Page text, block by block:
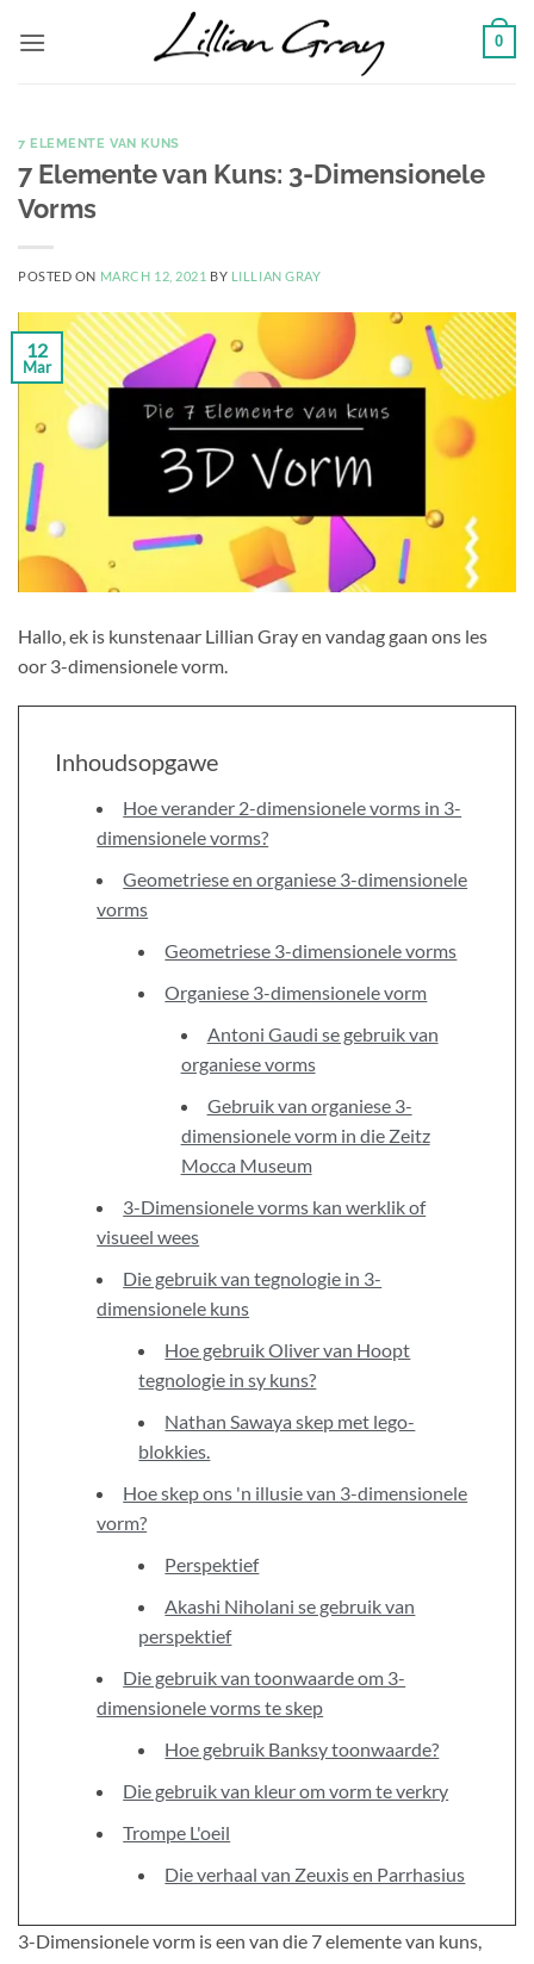
0
7 ELEMENTE VAN KUNS
7 Elemente van Kuns: 3-Dimensionele
Vorms
POSTED ON MARCH 12, 2021 BY LILLIAN GRAY
12
Mar
Hallo, ek is kunstenaar Lillian Gray en vandag gaan ons les
oor 3-dimensionele vorm.
Inhoudsopgawe
Hoe verander 2-dimensionele vorms in 3-
dimensionele vorms?
Geometriese en organiese 3-dimensionele
vorms
Geometriese 3-dimensionele vorms
Organiese 3-dimensionele vorm
Antoni Gaudi se gebruik van
organiese vorms
Gebruik van organiese 3-
dimensionele vorm in die Zeitz
Mocca Museum
3-Dimensionele vorms kan werklik of
visueel wees
Die gebruik van tegnologie in 3-
dimensionele kuns
Hoe gebruik Oliver van Hoopt
tegnologie in sy kuns?
Nathan Sawaya skep met lego-
blokkies.
Hoe skep ons 'n illusie van 3-dimensionele
vorm?
Perspektief
Akashi Niholani se gebruik van
perspektief
Die gebruik van toonwaarde om 3-
dimensionele vorms te skep
Hoe gebruik Banksy toonwaarde?
Die gebruik van kleur om vorm te verkry
Trompe L'oeil
Die verhaal van Zeuxis en Parrhasius
3-Dimensionele vorm is een van die 7 elemente van kuns,